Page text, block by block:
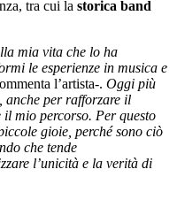
tra cui la storica band
mia vita che lo ha
le esperienze in musica e
l’artista-. Oggi più
anche per rafforzare il
mio percorso. Per questo
gioie, perché sono ciò
che tende
l’unicità e la verità di